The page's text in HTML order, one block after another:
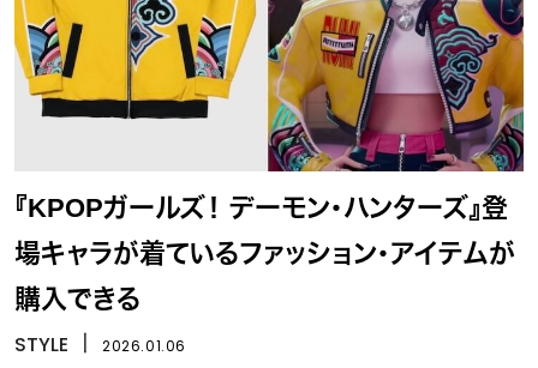
『KPOPガールズ！ デーモン・ハンターズ』登
場キャラが着ているファッション・アイテムが
購入できる
STYLE 2026.01.06